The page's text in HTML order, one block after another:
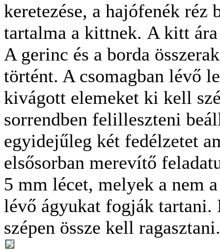
keretezése, a hajófenék réz
tartalma a kittnek. A kitt ára
A gerinc és a borda
történt. A csomagban lévő
kivágott elemeket ki kell
sorrendben felilleszteni
egyidejűleg két fedélzetet
elsősorban merevítő
5 mm lécet, melyek a nem
lévő ágyukat fogják tartani.
szépen össze kell ragasztani.